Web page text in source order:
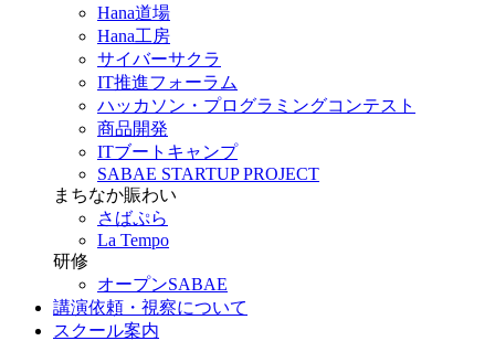
Hana道場
Hana工房
サイバーサクラ
IT推進フォーラム
ハッカソン・プログラミングコンテスト
商品開発
ITブートキャンプ
SABAE STARTUP PROJECT
まちなか賑わい
さばぷら
La Tempo
研修
オープンSABAE
講演依頼・視察について
スクール案内